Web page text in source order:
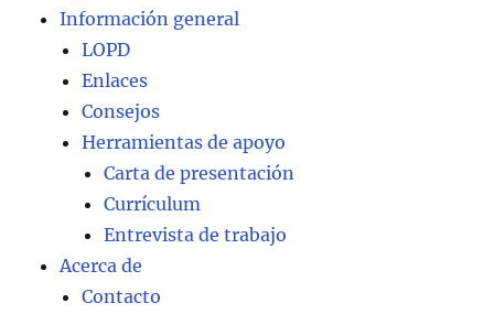
Información general
LOPD
Enlaces
Consejos
Herramientas de apoyo
Carta de presentación
Currículum
Entrevista de trabajo
Acerca de
Contacto